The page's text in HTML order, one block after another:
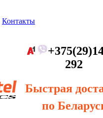
Контакты
292
Быстрая
по